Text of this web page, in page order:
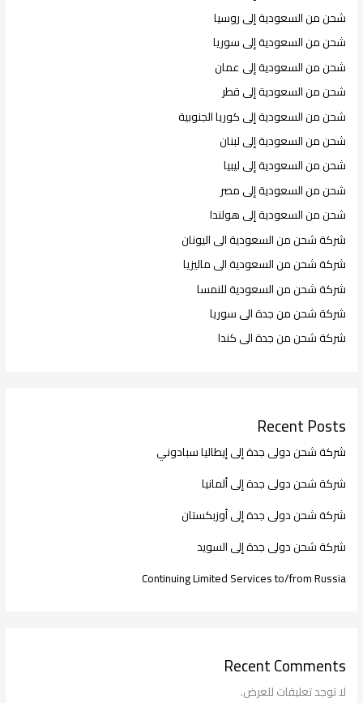
شحن من السعودية إلى روسيا
شحن من السعودية إلى سوريا
شحن من السعودية إلى عمان
شحن من السعودية إلى قطر
شحن من السعودية إلى كوريا الجنوبية
شحن من السعودية إلى لبنان
شحن من السعودية إلى ليبيا
شحن من السعودية إلى مصر
شحن من السعودية إلى هولندا
شركة شحن من السعودية الى اليونان
شركة شحن من السعودية الى ماليزيا
شركة شحن من السعودية للنمسا
شركة شحن من جدة الى سوريا
شركة شحن من جدة الى كندا
Recent Posts
شركة شحن دولى جدة إلى إيطاليا سبادوني
شركة شحن دولى جدة إلى ألمانيا
شركة شحن دولى جدة إلى أوزبكستان
شركة شحن دولى جدة إلى السويد
Continuing Limited Services to/from Russia
Recent Comments
لا توجد تعليقات للعرض.